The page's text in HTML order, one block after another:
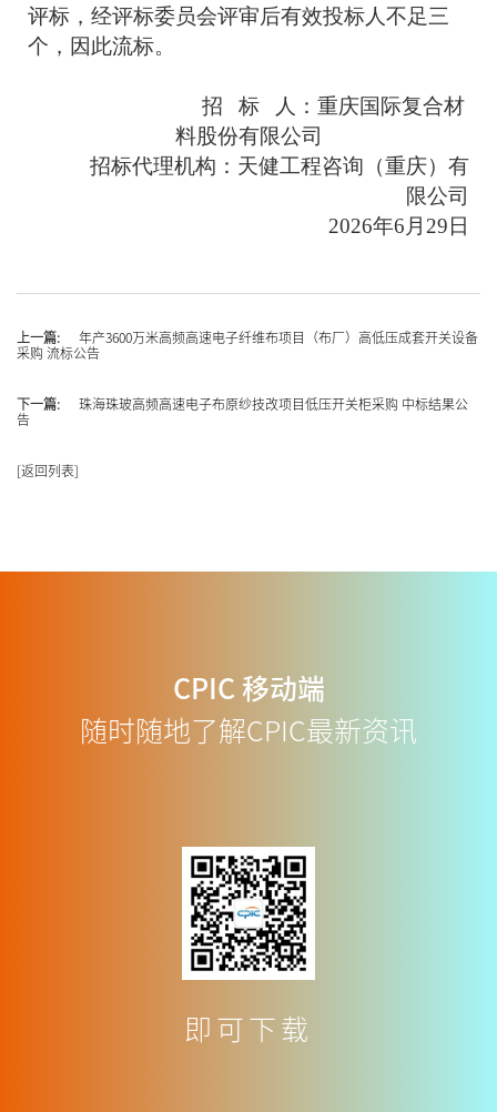
评标，经评标委员会评审后有效投标人不足三
个，因此流标。
招标 人 ：重庆国际复合材
料股份有限公司
招标代理机构 ： 天健工程咨询（重庆）有
限公司
2026年6月29日
上一篇:
年产3600万米高频高速电子纤维布项目（布厂）高低压成套开关设备
采购 流标公告
下一篇:
珠海珠玻高频高速电子布原纱技改项目低压开关柜采购 中标结果公
告
返回列表
CPIC 移动端
随时随地了解CPIC最新资讯
即可下载